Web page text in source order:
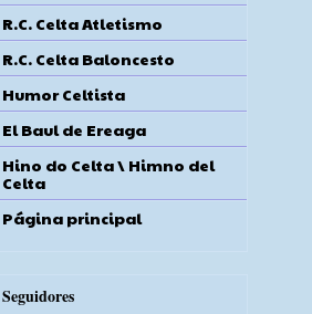
R.C. Celta Atletismo
R.C. Celta Baloncesto
Humor Celtista
El Baul de Ereaga
Hino do Celta \ Himno del
Celta
Página principal
Seguidores